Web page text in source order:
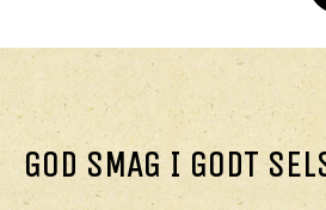
GOD SMAG I GODT